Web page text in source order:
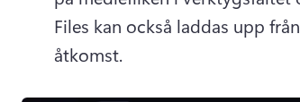
Files kan också laddas upp från
åtkomst.